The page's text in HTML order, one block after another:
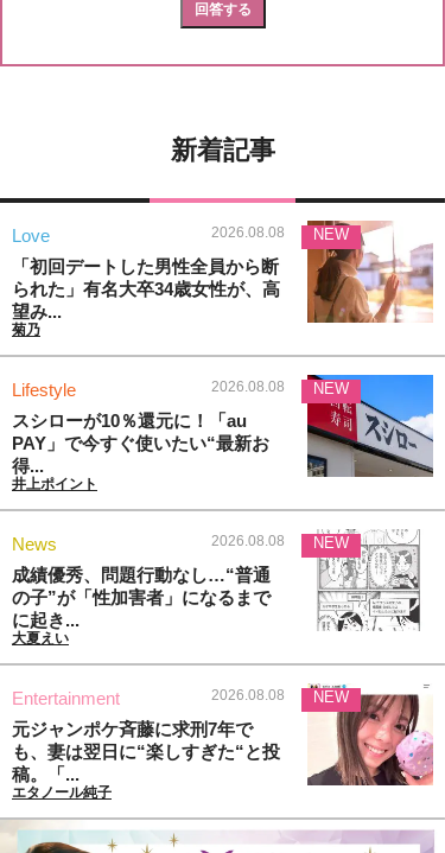
新着記事
Love 2026.08.08
「初回デートした男性全員から断
られた」有名大卒34歳女性が、高
望み...
菊乃
NEW
Lifestyle 2026.08.08
スシローが10％還元に！「au
PAY」で今すぐ使いたい“最新お
得...
井上ポイント
NEW
News 2026.08.08
成績優秀、問題行動なし…“普通
の子”が「性加害者」になるまで
に起き...
大夏えい
NEW
Entertainment 2026.08.08
元ジャンポケ斉藤に求刑7年で
も、妻は翌日に“楽しすぎた“と投
稿。「...
エタノール純子
NEW